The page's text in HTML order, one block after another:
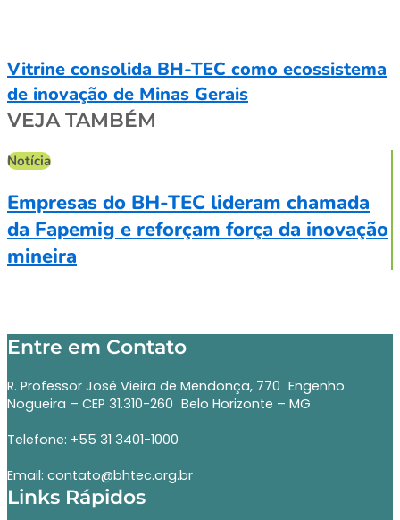
Vitrine consolida BH-TEC como ecossistema
de inovação de Minas Gerais
VEJA TAMBÉM
Notícia
Empresas do BH-TEC lideram chamada
da Fapemig e reforçam força da inovação
mineira
Entre em Contato
R. Professor José Vieira de Mendonça, 770 Engenho
Nogueira – CEP 31.310-260 Belo Horizonte – MG
Telefone: +55 31 3401-1000
Email: contato@bhtec.org.br
Links Rápidos